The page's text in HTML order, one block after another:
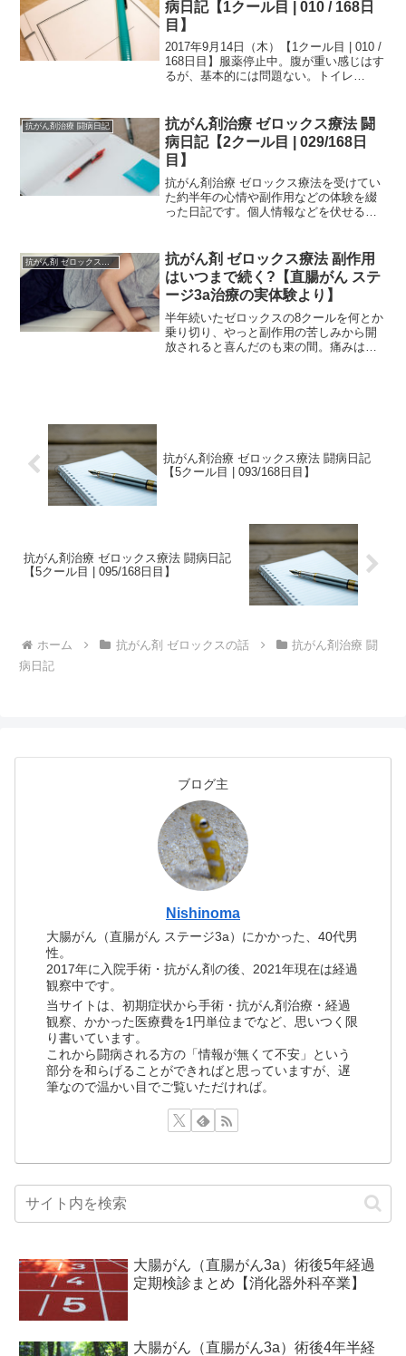
病日記【1クール目 | 010 / 168日
目】
2017年9月14日（木）【1クール目 | 010 /
168日目】服薬停止中。腹が重い感じはす
るが、基本的には問題ない。トイレ
抗がん剤治療 闘病日記
抗がん剤治療 ゼロックス療法 闘
病日記【2クール目 | 029/168日
目】
抗がん剤治療 ゼロックス療法を受けてい
た約半年の心情や副作用などの体験を綴
った日記です。個人情報などを伏せるた
す。治療中の方は、どの時期でどのよう
な副作用が生じるか参考...
抗がん剤 ゼロックス療法 副作用
はいつまで続く?【直腸がん ステ
ージ3a治療の実体験より】
半年続いたゼロックスの8クールを何とか
乗り切り、やっと副作用の苦しみから開
放されると喜んだのも束の間。痛みはむ
抗がん剤治療 ゼロックス療法 闘病日記
【5クール目 | 093/168日目】
抗がん剤治療 ゼロックス療法 闘病日記
【5クール目 | 095/168日目】
ホーム 抗がん剤 ゼロックスの話
抗がん剤治療 闘
病日記
ブログ主
Nishinoma
大腸がん（直腸がん ステージ3a）にかかった、40代男
性。
2017年に入院手術・抗がん剤の後、2021年現在は経過
観察中です。
当サイトは、初期症状から手術・抗がん剤治療・経過
観察、かかった医療費を1円単位までなど、思いつく限
り書いています。
これから闘病される方の「情報が無くて不安」という
部分を和らげることができればと思っていますが、遅
筆なので温かい目でご覧いただければ。
大腸がん（直腸がん3a）術後5年経過
定期検診まとめ【消化器外科卒業】
大腸がん（直腸がん3a）術後4年半経